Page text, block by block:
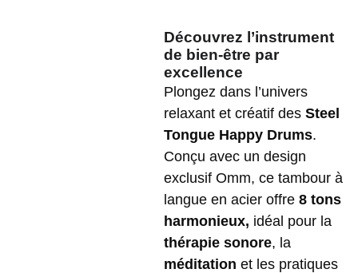
Découvrez l’instrument
de bien-être par
excellence
Plongez dans l’univers
relaxant et créatif des Steel
Tongue Happy Drums.
Conçu avec un design
exclusif Omm, ce tambour à
langue en acier offre 8 tons
harmonieux, idéal pour la
thérapie sonore, la
méditation et les pratiques